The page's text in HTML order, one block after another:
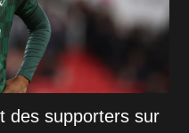
des supporters sur